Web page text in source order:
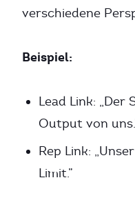
verschiedene
Beispiel:
Lead Link:
Output von
Rep Link:
Limit.”